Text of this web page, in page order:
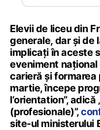
Elevii de liceu din
generale, dar și de
implicați în aceste
eveniment
carieră și formarea
martie, începe
l’orientation”,
(profesionale)”,
site-ul ministerului